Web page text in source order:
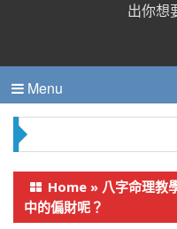
出你想
Menu
Home » 八字命理教
中的偏財呢？